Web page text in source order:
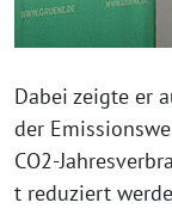
Dabei zeigte er
der
CO2-
t reduziert